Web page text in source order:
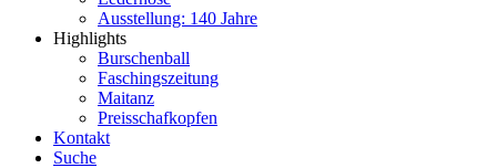
Ausstellung: 140 Jahre
Highlights
Burschenball
Faschingszeitung
Maitanz
Preisschafkopfen
Kontakt
Suche